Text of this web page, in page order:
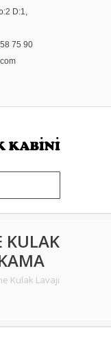
D:1,
75 90
KULAK
Kulak Lavajı